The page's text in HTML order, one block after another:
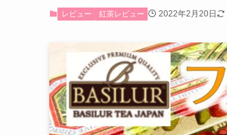
レビュー 紅茶レビュー 2022年2月20日